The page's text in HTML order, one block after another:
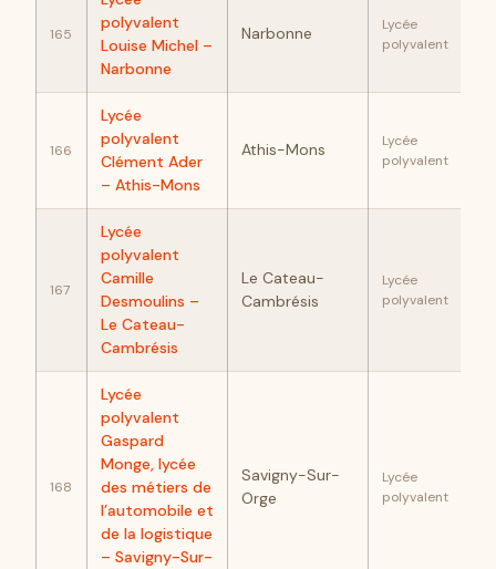
165
polyvalent
Louise Michel –
Narbonne
Narbonne
Lycée
polyvalent
166
Lycée
polyvalent
Clément Ader
– Athis-Mons
Athis-Mons
Lycée
polyvalent
167
Lycée
polyvalent
Camille
Desmoulins –
Le Cateau-
Cambrésis
Le Cateau-
Cambrésis
Lycée
polyvalent
168
Lycée
polyvalent
Gaspard
Monge, lycée
des métiers de
l’automobile et
de la logistique
– Savigny-Sur-
Savigny-Sur-
Orge
Lycée
polyvalent